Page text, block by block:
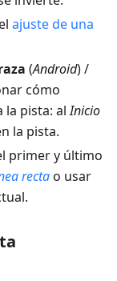
ajuste de una
(Android) /
cómo
la pista: alInicio
la pista.
primer y último
rectao usar